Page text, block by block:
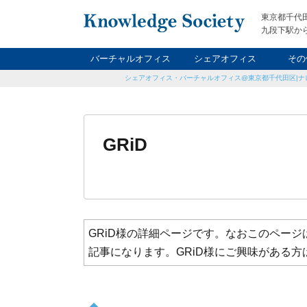
東京都千代
九段下駅か
バーチャルオフィス シェアオフィス そ
レン
ナイト&
シェアオフィス・バーチャルオフィス@東京都千代田区|
GRiD
GRiD様の詳細ページです。なおこのペー
記事になります。GRiD様にご興味がある